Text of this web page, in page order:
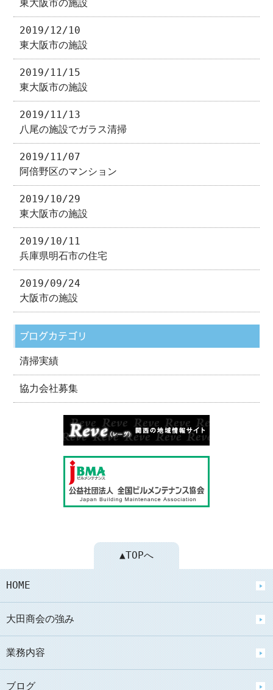
東大阪市の施設
2019/12/10
東大阪市の施設
2019/11/15
東大阪市の施設
2019/11/13
八尾の施設でガラス清掃
2019/11/07
阿倍野区のマンション
2019/10/29
東大阪市の施設
2019/10/11
兵庫県明石市の住宅
2019/09/24
大阪市の施設
ブログカテゴリ
清掃実績
協力会社募集
▲TOPへ
HOME
大田商会の強み
業務内容
ブログ